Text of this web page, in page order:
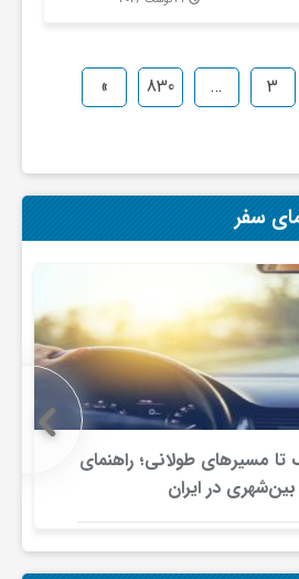
3
…
830
»
سفر
تا مسیرهای طولانی؛ راهنمای
در ایران